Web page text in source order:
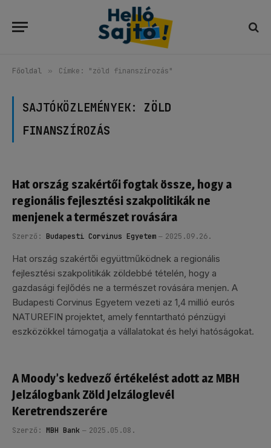
Főoldal » Címke: "zöld finanszírozás"
SAJTÓKÖZLEMÉNYEK: ZÖLD
FINANSZÍROZÁS
Hat ország szakértői fogtak össze, hogy a
regionális fejlesztési szakpolitikák ne
menjenek a természet rovására
Szerző: Budapesti Corvinus Egyetem 2025.09.26.
Hat ország szakértői együttműködnek a regionális
fejlesztési szakpolitikák zöldebbé tételén, hogy a
gazdasági fejlődés ne a természet rovására menjen. A
Budapesti Corvinus Egyetem vezeti az 1,4 millió eurós
NATUREFIN projektet, amely fenntartható pénzügyi
eszközökkel támogatja a vállalatokat és helyi hatóságokat.
A Moody’s kedvező értékelést adott az MBH
Jelzálogbank Zöld Jelzáloglevél
Keretrendszerére
Szerző: MBH Bank 2025.05.08.